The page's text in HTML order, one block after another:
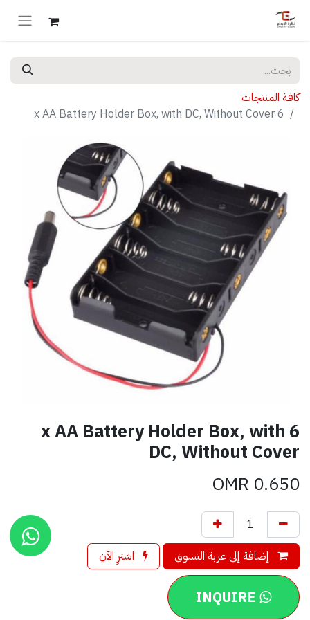
كافة المنتجات
6 x AA Battery Holder Box, with DC, Without Cover
6 x AA Battery Holder Box, with
DC, Without Cover
0.650
إضافة إلى عربة التسوق اشترِ الآن
INQUIRE